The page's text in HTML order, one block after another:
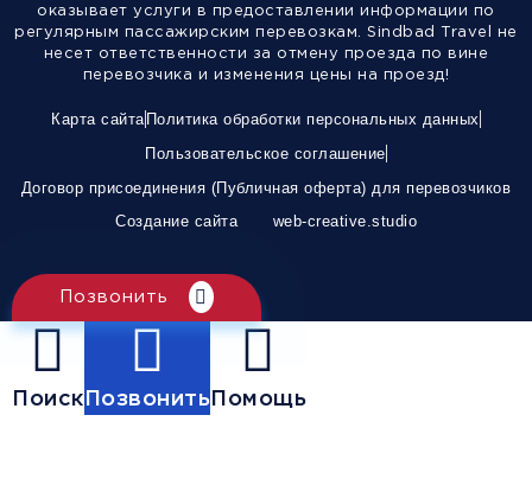
оказывает услуги в предоставлении информации по
регулярным пассажирским перевозкам. Sindbad Travel не
несет ответственности за отмену проезда по вине
перевозчика и изменения цены на проезд!
Карта сайта Политика обработки персональных данных
Пользовательское соглашение
Договор присоединения (Публичная оферта) для перевозчиков
Создание сайта
web-creative.studio
Позвонить
ПоискПозвонитьПомощь